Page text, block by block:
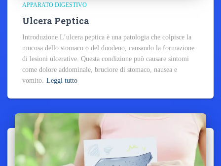
APPARATO DIGESTIVO
Ulcera Peptica
Introduzione L’ulcera peptica è una patologia che colpisce la
mucosa dello stomaco o del duodeno, causando la formazione
di lesioni ulcerative. Questa condizione può causare sintomi
come dolore addominale, bruciore di stomaco, nausea e
vomito. Leggi tutto